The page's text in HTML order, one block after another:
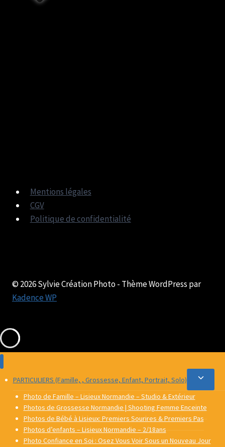
Mentions légales
CGV
Politique de confidentialité
© 2026 Sylvie Création Photo - Thème WordPress par
Kadence WP
PARTICULIERS (Famille, , Grossesse, Enfant, Portrait, Solo)
le
menu
enfant
Photo de Famille – Lisieux Normandie – Studio & Extérieur
Photos de Grossesse Normandie | Shooting Femme Enceinte
Photos de Bébé à Lisieux: Premiers Sourires & Premiers Pas
Photos d’enfants – Lisieux Normandie – 2/18ans
Photo Confiance en Soi : Osez Vous Voir Sous un Nouveau Jour